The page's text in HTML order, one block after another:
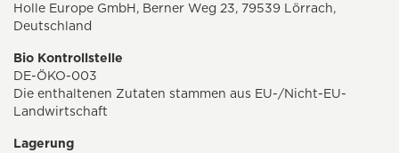
Holle Europe GmbH, Berner Weg 23, 79539 Lörrach,
Deutschland
Bio Kontrollstelle
DE-ÖKO-003
Die enthaltenen Zutaten stammen aus EU-/Nicht-EU-
Landwirtschaft
Lagerung